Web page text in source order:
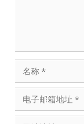
邮